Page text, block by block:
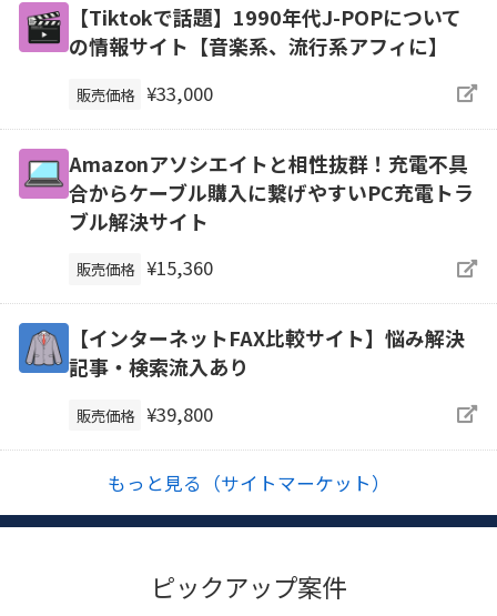
【Tiktokで話題】1990年代J-POPについて
の情報サイト【音楽系、流行系アフィに】
販売価格 ¥33,000
Amazonアソシエイトと相性抜群！充電不具
合からケーブル購入に繋げやすいPC充電トラ
ブル解決サイト
販売価格 ¥15,360
【インターネットFAX比較サイト】悩み解決
記事・検索流入あり
販売価格 ¥39,800
もっと見る（サイトマーケット）
ピックアップ案件